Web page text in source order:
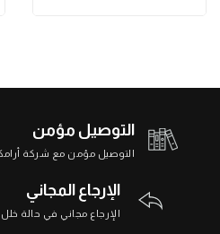
التوصيل مؤمن
التوصيل مؤمن مع شركة
الإرجاع المجاني
الإرجاع مجاني في حالة خلل